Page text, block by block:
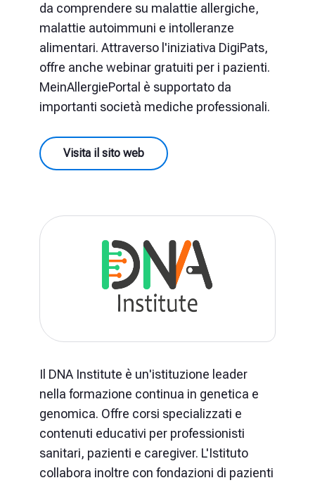
da comprendere su malattie allergiche,
malattie autoimmuni e intolleranze
alimentari. Attraverso l'iniziativa DigiPats,
offre anche webinar gratuiti per i pazienti.
MeinAllergiePortal è supportato da
importanti società mediche professionali.
Visita il sito web
Il DNA Institute è un'istituzione leader
nella formazione continua in genetica e
genomica. Offre corsi specializzati e
contenuti educativi per professionisti
sanitari, pazienti e caregiver. L'Istituto
collabora inoltre con fondazioni di pazienti